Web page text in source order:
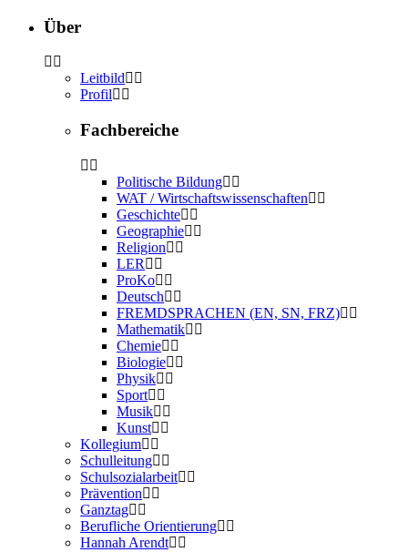
Über
Leitbild
Profil
Fachbereiche
Politische Bildung
WAT / Wirtschaftswissenschaften
Geschichte
Geographie
Religion
LER
ProKo
Deutsch
FREMDSPRACHEN (EN, SN, FRZ)
Mathematik
Chemie
Biologie
Physik
Sport
Musik
Kunst
Kollegium
Schulleitung
Schulsozialarbeit
Prävention
Ganztag
Berufliche Orientierung
Hannah Arendt